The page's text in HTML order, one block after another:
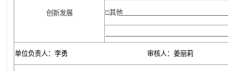
创新发展 □其他
单位负责人：李勇 审核人：姜丽莉 填报